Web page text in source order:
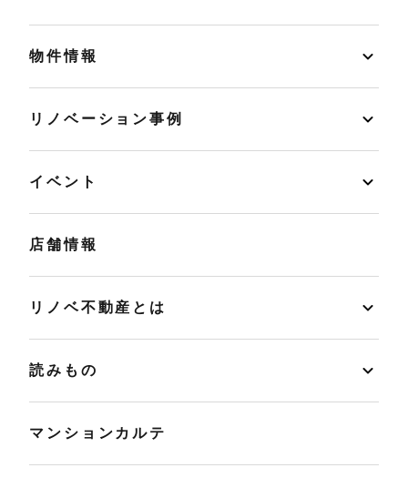
物件情報
リノベーション事例
イベント
店舗情報
リノベ不動産とは
読みもの
マンションカルテ